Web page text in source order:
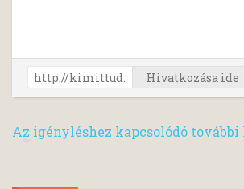
Hivatkozása ide
Az igényléshez kapcsolódó további